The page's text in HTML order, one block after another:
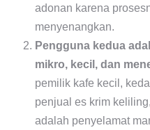
adonan karena
menyenangkan.
Pengguna kedua
mikro, kecil, dan
pemilik kafe kecil,
penjual es krim
adalah penyelamat